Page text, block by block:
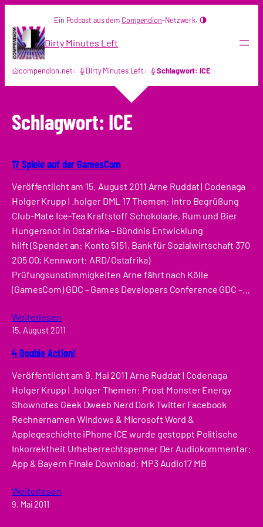
Inhalt
springen
Ein Podcast aus dem Compendion-Netzwerk.
Dirty Minutes Left
compendion.net Dirty Minutes Left Schlagwort: ICE
Schlagwort: ICE
17 Spiele auf der GamesCom
Veröffentlicht am 15. August 2011 Arne Ruddat | Codenaga
Holger Krupp | .holger DML 17 Themen: Intro Begrüßung
Club-Mate Ice-Tea Kraftstoff Schokolade, Rum und Bier
Hungersnot in Ostafrika – Bündnis Entwicklung
hilft (Spendet an: Konto 5151, Bank für Sozialwirtschaft 370
205 00; Kennwort: ARD/Ostafrika)
Prüfungsunstimmigkeiten Arne fährt nach Kölle
(GamesCom) GDC – Games Developers Conference GDC –…
Weiterlesen
15. August 2011
4 Double Action!
Veröffentlicht am 9. Mai 2011 Arne Ruddat | Codenaga
Holger Krupp | .holger Themen: Prost Monster Energy
Shownotes Geek Dweeb Nerd Dork Twitter Facebook
Rechnernamen Windows & Microsoft Word &
Applegeschichte iPhone ICE wurde gestoppt Politische
Inkorrektheit Urheberrechtspenner Der Audiokommentar:
App & Bayern Finale Download: MP3 Audio17 MB
Weiterlesen
9. Mai 2011